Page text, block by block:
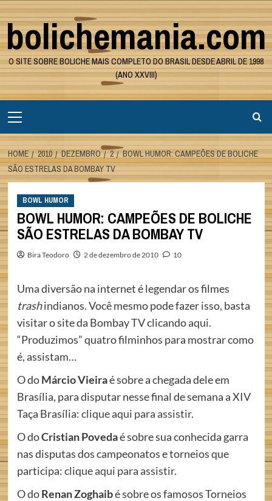
Skip
to
content
bolichemania.com
O SITE SOBRE BOLICHE MAIS COMPLETO DO BRASIL DESDE ABRIL DE 1998
(ANO XXVIII)
Menu
HOME 2010 DEZEMBRO 2
BOWL HUMOR: CAMPEÕES DE BOLICHE
SÃO ESTRELAS DA BOMBAY TV
BOWL HUMOR
BOWL HUMOR: CAMPEÕES DE BOLICHE
SÃO ESTRELAS DA BOMBAY TV
Bira Teodoro 2 de dezembro de 2010 10
Uma diversão na internet é legendar os filmes
trashindianos. Você mesmo pode fazer isso, basta
visitar o site da Bombay TV clicandoaqui.
“Produzimos” quatro filminhos para mostrar como
é, assistam…
O doMárcio Vieiraé sobre a chegada dele em
Brasília, para disputar nesse final de semana a XIV
Taça Brasília:clique aqui para assistir.
O doCristian Povedaé sobre sua conhecida garra
nas disputas dos campeonatos e torneios que
participa:clique aqui para assistir.
O doRenan Zoghaibé sobre os famosos Torneios